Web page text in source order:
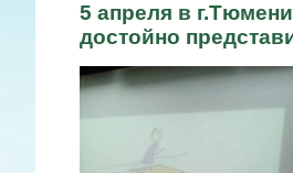
5 апреля в
достойно